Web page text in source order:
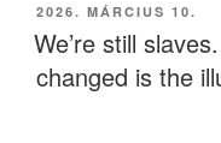
BEKÜLDVE:
2026. MÁRCIUS 10.
We’re still
changed is the